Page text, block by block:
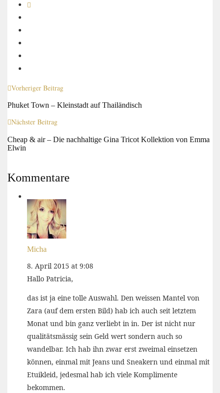
Vorheriger Beitrag
Phuket Town – Kleinstadt auf Thailändisch
Nächster Beitrag
Cheap & air – Die nachhaltige Gina Tricot Kollektion von Emma
Elwin
Kommentare
Micha
8. April 2015 at 9:08
Hallo Patricia,
das ist ja eine tolle Auswahl. Den weissen Mantel von
Zara (auf dem ersten Bild) hab ich auch seit letztem
Monat und bin ganz verliebt in in. Der ist nicht nur
qualitätsmässig sein Geld wert sondern auch so
wandelbar. Ich hab ihn zwar erst zweimal einsetzen
können, einmal mit Jeans und Sneakern und einmal mit
Etuikleid, jedesmal hab ich viele Komplimente
bekommen.